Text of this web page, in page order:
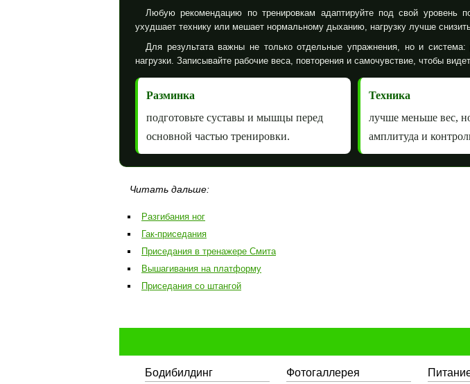
Любую рекомендацию по тренировкам адаптируйте под свой уровень
ухудшает технику или мешает нормальному дыханию, нагрузку лучше
Для результата важны не только отдельные упражнения, но и система:
нагрузки. Записывайте рабочие веса, повторения и самочувствие, чтобы
Разминка
подготовьте суставы и мышцы перед
основной частью тренировки.
Техника
лучше меньше вес,
амплитуда и
Читать дальше:
Разгибания ног
Гак-приседания
Приседания в тренажере Смита
Вышагивания на платформу
Приседания со штангой
Бодибилдинг Фотогаллерея